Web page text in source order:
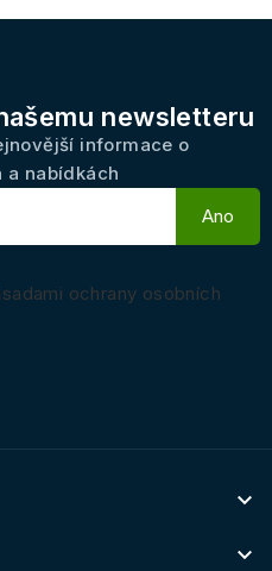
newsletteru
informace o
nabídkách
ochrany osobních

